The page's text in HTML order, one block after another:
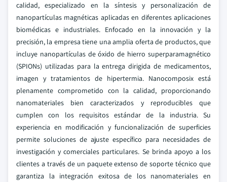
calidad, especializado en la síntesis y personalización de
nanopartículas magnéticas aplicadas en diferentes aplicaciones
biomédicas e industriales. Enfocado en la innovación y la
precisión, la empresa tiene una amplia oferta de productos, que
incluye nanopartículas de óxido de hierro superparamagnético
(SPIONs) utilizadas para la entrega dirigida de medicamentos,
imagen y tratamientos de hipertermia. Nanocomposix está
plenamente comprometido con la calidad, proporcionando
nanomateriales bien caracterizados y reproducibles que
cumplen con los requisitos estándar de la industria. Su
experiencia en modificación y funcionalización de superficies
permite soluciones de ajuste específico para necesidades de
investigación y comerciales particulares. Se brinda apoyo a los
clientes a través de un paquete extenso de soporte técnico que
garantiza la integración exitosa de los nanomateriales en